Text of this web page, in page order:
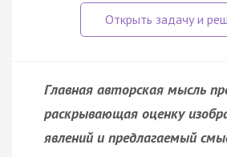
Главная авторская мысль
раскрывающая оценку
явлений и предлагаемый